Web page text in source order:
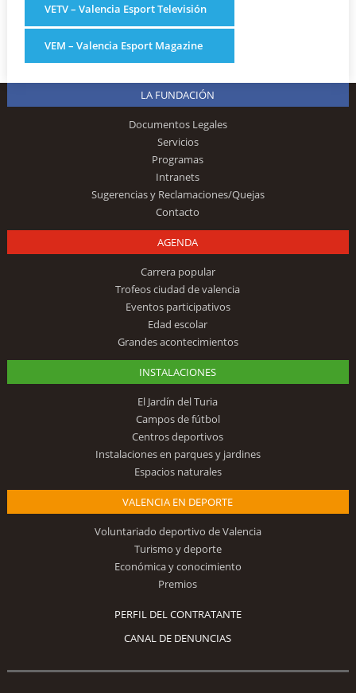
VETV – Valencia Esport Televisión
VEM – Valencia Esport Magazine
LA FUNDACIÓN
Documentos Legales
Servicios
Programas
Intranets
Sugerencias y Reclamaciones/Quejas
Contacto
AGENDA
Carrera popular
Trofeos ciudad de valencia
Eventos participativos
Edad escolar
Grandes acontecimientos
INSTALACIONES
El Jardín del Turia
Campos de fútbol
Centros deportivos
Instalaciones en parques y jardines
Espacios naturales
VALENCIA EN DEPORTE
Voluntariado deportivo de Valencia
Turismo y deporte
Económica y conocimiento
Premios
PERFIL DEL CONTRATANTE
CANAL DE DENUNCIAS